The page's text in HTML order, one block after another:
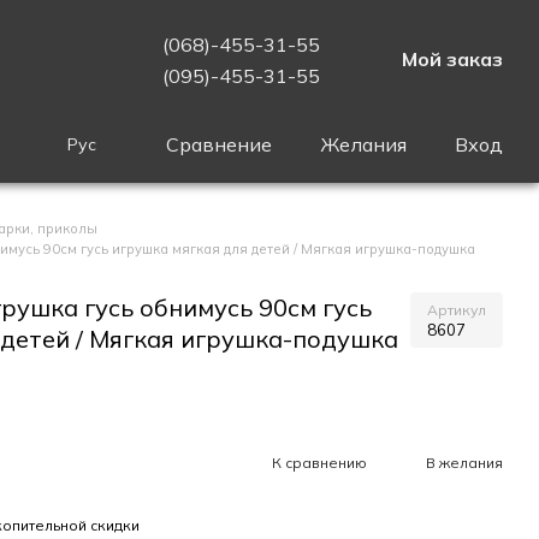
(068)-455-31-55
(095)-455-31-55
Мой заказ
Рус Сравнение Желания Вход
приколы
90см гусь игрушка мягкая для детей / Мягкая игрушка-подушка
гусь обнимусь 90см гусь
/ Мягкая игрушка-подушка
Артикул
8607
К сравнению В желания
скидки